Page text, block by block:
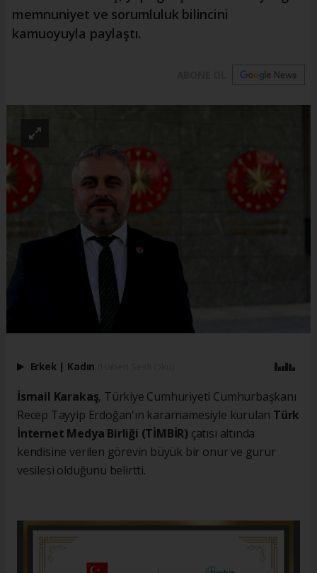
memnuniyet ve sorumluluk bilincini
kamuoyuyla paylaştı.
Erkek | Kadın
İsmail Karakaş, Türkiye Cumhuriyeti Cumhurbaşkanı
Recep Tayyip Erdoğan'ın kararnamesiyle kurulan Türk
İnternet Medya Birliği (TİMBİR) çatısı altında
kendisine verilen görevin büyük bir onur ve gurur
vesilesi olduğunu belirtti.